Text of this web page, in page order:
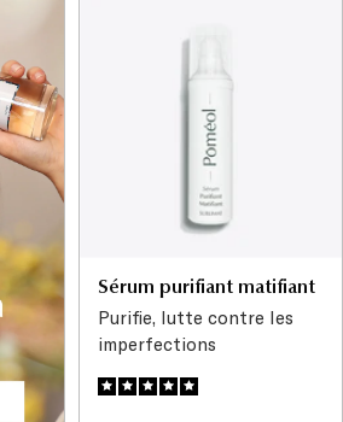
Sérum purifiant matifiant
Purifie, lutte contre les
imperfections